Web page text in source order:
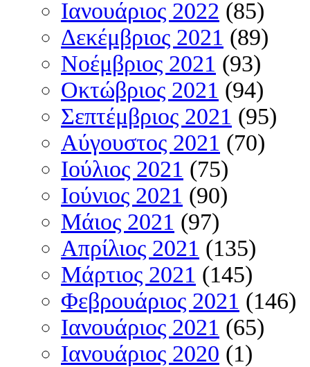
Ιανουάριος 2022 (85)
Δεκέμβριος 2021 (89)
Νοέμβριος 2021 (93)
Οκτώβριος 2021 (94)
Σεπτέμβριος 2021 (95)
Αύγουστος 2021 (70)
Ιούλιος 2021 (75)
Ιούνιος 2021 (90)
Μάιος 2021 (97)
Απρίλιος 2021 (135)
Μάρτιος 2021 (145)
Φεβρουάριος 2021 (146)
Ιανουάριος 2021 (65)
Ιανουάριος 2020 (1)